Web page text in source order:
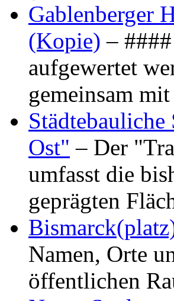
Gablenberger
(Kopie) –
aufgewertet
gemeinsam
Ost" – Der
umfasst die
geprägten
Namen, Orte
öffentlichen